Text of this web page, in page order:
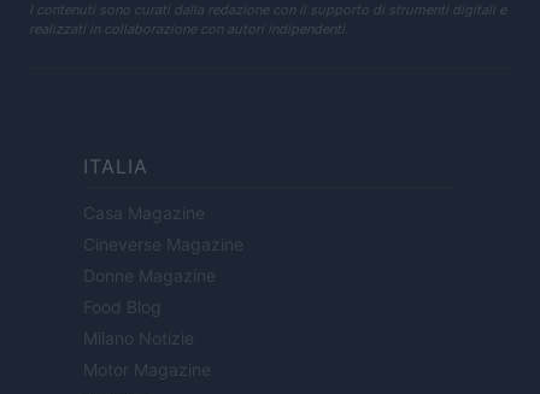
I contenuti sono curati dalla redazione con il supporto di strumenti digitali e
realizzati in collaborazione con autori indipendenti.
ITALIA
Casa Magazine
Cineverse Magazine
Donne Magazine
Food Blog
Milano Notizie
Motor Magazine